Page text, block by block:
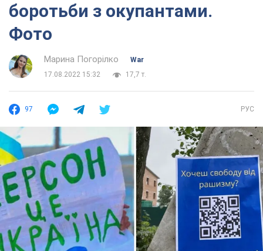
боротьби з окупантами.
Фото
Марина Погорілко
War
17.08.2022 15:32
17,7 т.
97 РУС